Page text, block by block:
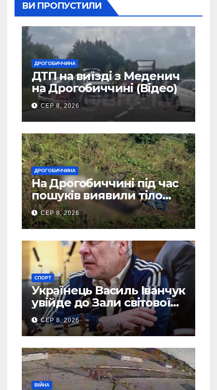
ВИ ПРОПУСТИЛИ
ДРОГОБИЧЧИНА
ДТП на виїзді з Меденич
на Дрогобиччині (Відео)
СЕР 8, 2026
ДРОГОБИЧЧИНА
На Дрогобиччині під час
пошуків виявили тіло
зниклого чоловіка
СЕР 8, 2026
СПОРТ
Українець Василь Іванчук
увійде до Зали світової
шахової слави
СЕР 8, 2026
ВІЙНА